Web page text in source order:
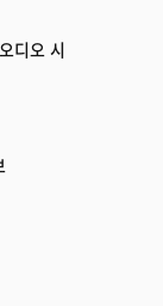
디오 시